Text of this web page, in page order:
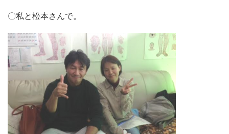
〇私と松本さんで。